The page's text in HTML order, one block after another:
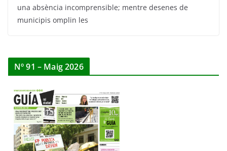
una absència incomprensible; mentre desenes de
municipis omplin les
Nº 91 – Maig 2026